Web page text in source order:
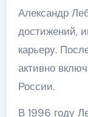
Александр
достижений,
карьеру.
активно
России.
В 1996 году